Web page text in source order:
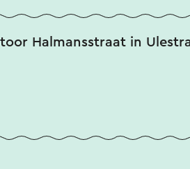
Halmansstraat in